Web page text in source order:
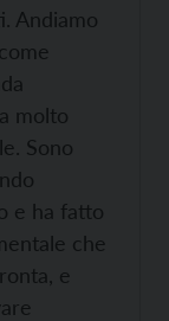
Andiamo
molto
Sono
e ha fatto
che
e